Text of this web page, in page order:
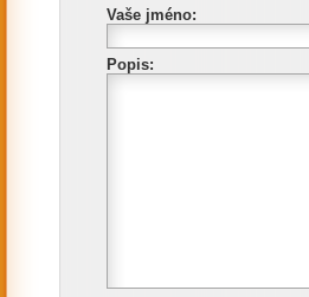
Vaše jméno:
Popis: